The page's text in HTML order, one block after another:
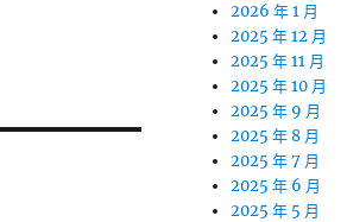
2026 年 1 月
2025 年 12 月
2025 年 11 月
2025 年 10 月
2025 年 9 月
2025 年 8 月
2025 年 7 月
2025 年 6 月
2025 年 5 月